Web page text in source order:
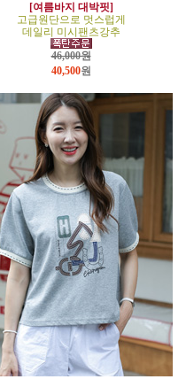
[여름바지 대박핏]
고급원단으로 멋스럽게
데일리 미시팬츠강추
46,000원
40,500원